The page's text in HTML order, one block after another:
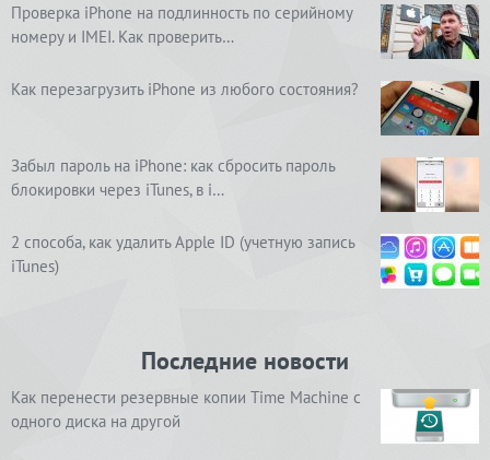
Проверка iPhone на подлинность по серийному
номеру и IMEI. Как проверить…
Как перезагрузить iPhone из любого состояния?
Забыл пароль на iPhone: как сбросить пароль
блокировки через iTunes, в i…
2 способа, как удалить Apple ID (учетную запись
iTunes)
Последние новости
Как перенести резервные копии Time Machine с
одного диска на другой